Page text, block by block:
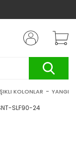
KOLONLAR YANGIN